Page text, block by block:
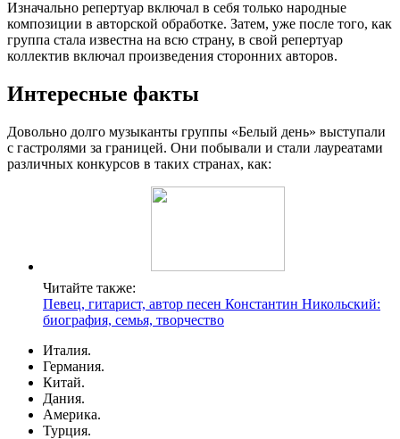
Изначально репертуар включал в себя только народные
композиции в авторской обработке. Затем, уже после того, как
группа стала известна на всю страну, в свой репертуар
коллектив включал произведения сторонних авторов.
Интересные факты
Довольно долго музыканты группы «Белый день» выступали
с гастролями за границей. Они побывали и стали лауреатами
различных конкурсов в таких странах, как:
Читайте также:
Певец, гитарист, автор песен Константин Никольский:
биография, семья, творчество
Италия.
Германия.
Китай.
Дания.
Америка.
Турция.